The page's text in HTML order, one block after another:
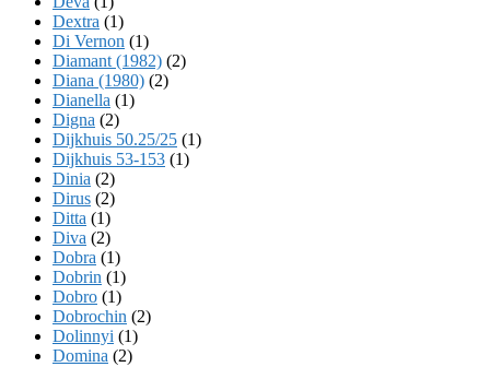
Dextra (1)
Di Vernon (1)
Diamant (1982) (2)
Diana (1980) (2)
Dianella (1)
Digna (2)
Dijkhuis 50.25/25 (1)
Dijkhuis 53-153 (1)
Dinia (2)
Dirus (2)
Ditta (1)
Diva (2)
Dobra (1)
Dobrin (1)
Dobro (1)
Dobrochin (2)
Dolinnyi (1)
Domina (2)